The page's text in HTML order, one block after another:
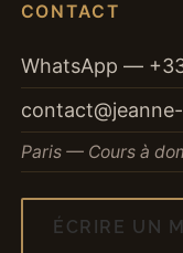
CONTACT
WhatsApp —
Paris — Cours à
ÉCRIRE UN